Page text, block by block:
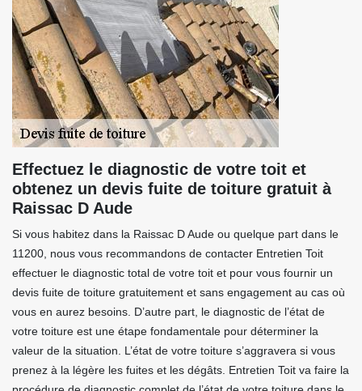
Effectuez le diagnostic de votre toit et
obtenez un devis fuite de toiture gratuit à
Raissac D Aude
Si vous habitez dans la Raissac D Aude ou quelque part dans le
11200, nous vous recommandons de contacter Entretien Toit
effectuer le diagnostic total de votre toit et pour vous fournir un
devis fuite de toiture gratuitement et sans engagement au cas où
vous en aurez besoins. D’autre part, le diagnostic de l’état de
votre toiture est une étape fondamentale pour déterminer la
valeur de la situation. L’état de votre toiture s’aggravera si vous
prenez à la légère les fuites et les dégâts. Entretien Toit va faire la